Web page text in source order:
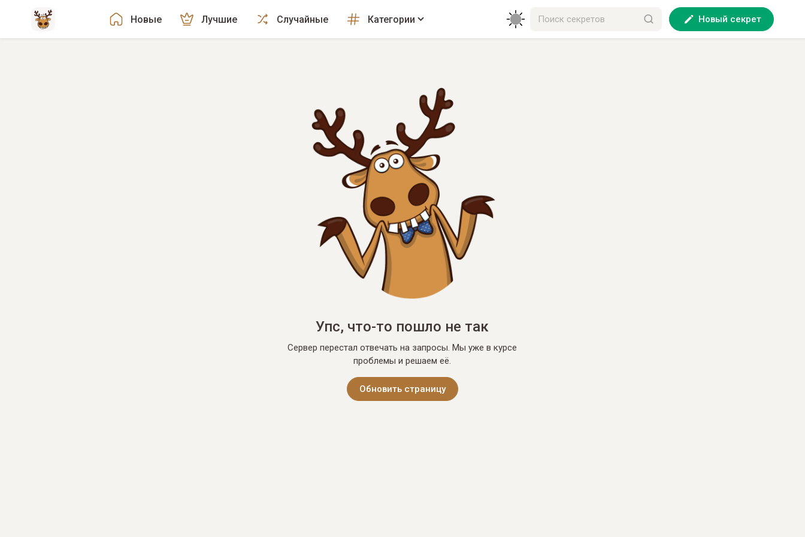
Новые Лучшие Случайные Категории Новый секрет
Упс, что-то пошло не так
Сервер перестал отвечать на запросы. Мы уже в курсе
проблемы и решаем её.
Обновить страницу